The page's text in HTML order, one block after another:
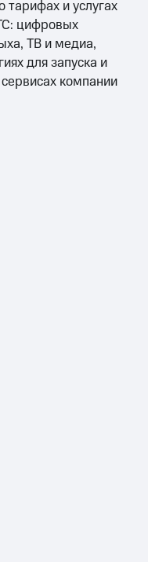
тарифах и услугах
цифровых
ТВ и медиа,
для запуска и
компании